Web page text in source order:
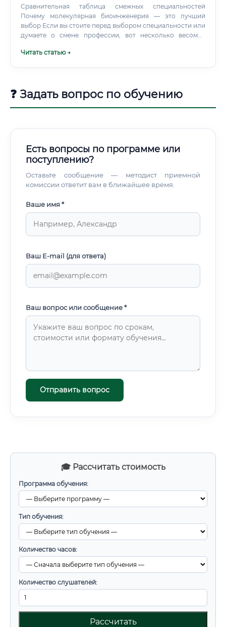
🎓 Рассчитать стоимость
Программа обучения:
Тип обучения:
Количество часов:
Количество слушателей:
Рассчитать
Фармацевтические и биотехнологические компании:
Крупные российские фармпроизводители: «Биокад»,
«Генериум», «Нанолек», «Герофарм», «Петровакс»
Международные компании с представительствами в
области биотехнологий и персонализированной
Сравнительная таблица смежных специальностей
Почему молекулярная биоинженерия — это лучший
выбор Если вы стоите перед выбором специальности или
думаете о смене профессии, вот несколько весомых
биоинженерии. Это профессия будущего, уже
долларов. Это означает, что потребность в специалистах
будет только расти.
Читать статью →
❓ Задать вопрос по обучению
Есть вопросы по программе или
поступлению?
Оставьте сообщение — методист приемной
комиссии ответит вам в ближайшее время.
Ваше имя *
Ваш E-mail (для ответа)
Ваш вопрос или сообщение *
Отправить вопрос